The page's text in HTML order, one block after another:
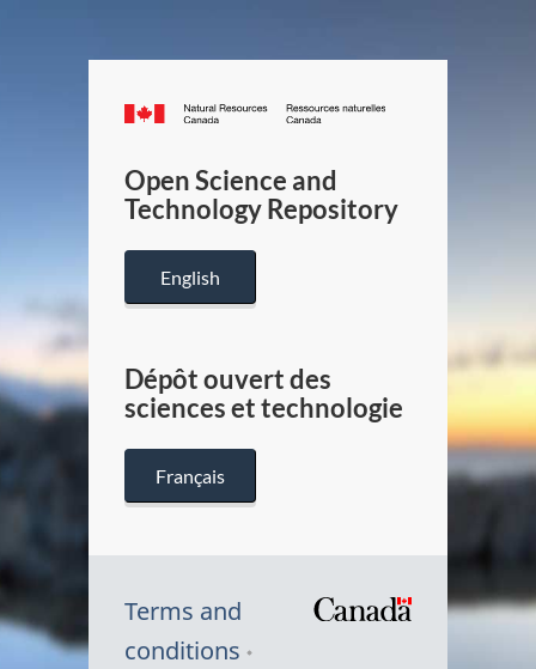
Canada.ca
/
Canada
Open Science and
Technology Repository
English
Dépôt ouvert des
sciences et technologie
Français
Terms and
conditions